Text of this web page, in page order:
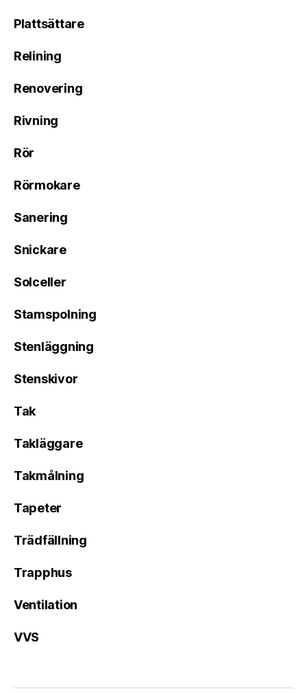
Plattsättare
Relining
Renovering
Rivning
Rör
Rörmokare
Sanering
Snickare
Solceller
Stamspolning
Stenläggning
Stenskivor
Tak
Takläggare
Takmålning
Tapeter
Trädfällning
Trapphus
Ventilation
VVS